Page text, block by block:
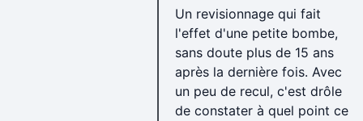
Un revisionnage qui fait
l'effet d'une petite bombe,
sans doute plus de 15 ans
après la dernière fois. Avec
un peu de recul, c'est drôle
de constater à quel point ce